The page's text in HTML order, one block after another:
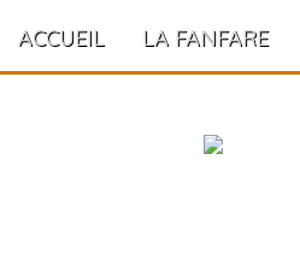
ACCUEIL LA FANFARE